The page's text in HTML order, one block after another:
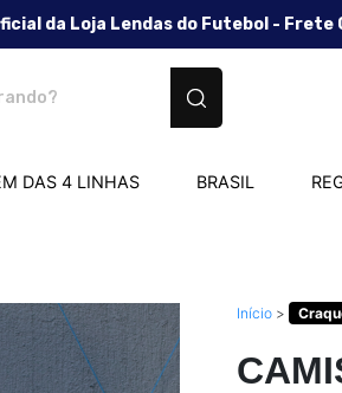
da Loja Lendas do Futebol -
DAS 4 LINHAS BRASIL
Início >